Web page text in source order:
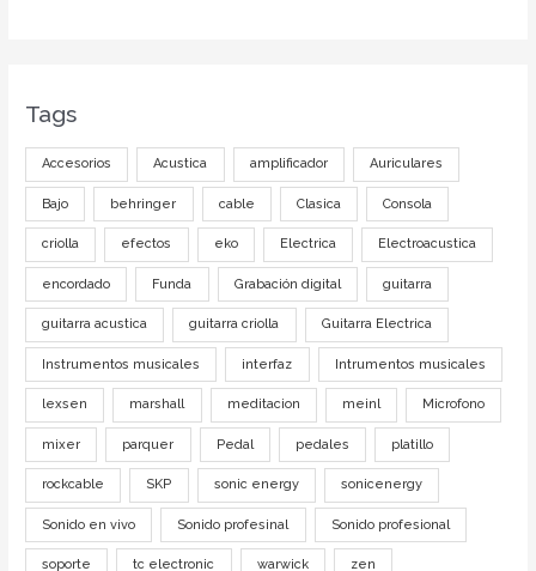
Tags
Accesorios Acustica amplificador Auriculares
Bajo behringer cable Clasica Consola
criolla efectos eko Electrica Electroacustica
encordado Funda Grabación digital guitarra
guitarra acustica guitarra criolla Guitarra Electrica
Instrumentos musicales interfaz Intrumentos musicales
lexsen marshall meditacion meinl Microfono
mixer parquer Pedal pedales platillo
rockcable SKP sonic energy sonicenergy
Sonido en vivo Sonido profesinal Sonido profesional
soporte tc electronic warwick zen